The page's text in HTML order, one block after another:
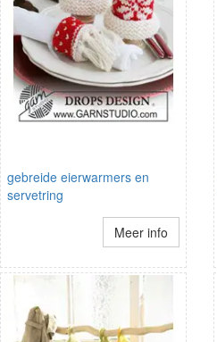
gebreide eierwarmers en
servetring
Meer info